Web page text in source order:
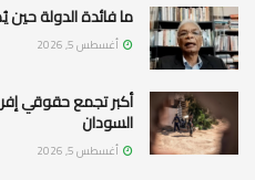
ما فائدة الدولة حين
أغسطس 5, 2026
أكبر تجمع حقوقي
السودان
أغسطس 5, 2026